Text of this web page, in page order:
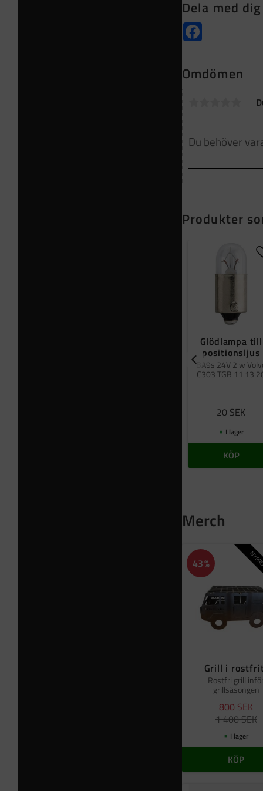
Dela med dig
Omdömen
Produkter
Glödlampa till
positionsljus
BA9s 24V 2 w
C303 TGB 11 13
20 SEK
I lager
KÖP
Merch
Grill i
Rostfri grill
grillsäsongen
800 SEK
1 400SEK
43%
I lager
KÖP